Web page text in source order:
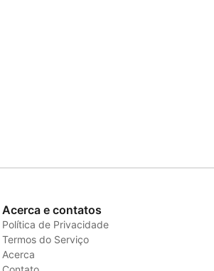
Acerca e contatos
Política de Privacidade
Termos do Serviço
Acerca